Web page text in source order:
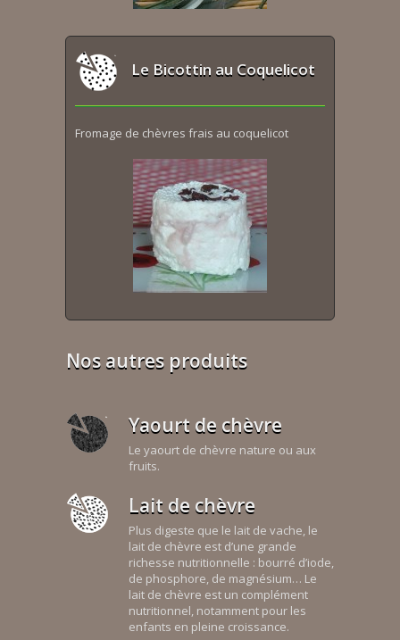
Le Bicottin au Coquelicot
Fromage de chèvres frais au coquelicot
Nos autres produits
Yaourt de chèvre
Le yaourt de chèvre nature ou aux
fruits.
Lait de chèvre
Plus digeste que le lait de vache, le
lait de chèvre est d’une grande
richesse nutritionnelle : bourré d’iode,
de phosphore, de magnésium… Le
lait de chèvre est un complément
nutritionnel, notamment pour les
enfants en pleine croissance.